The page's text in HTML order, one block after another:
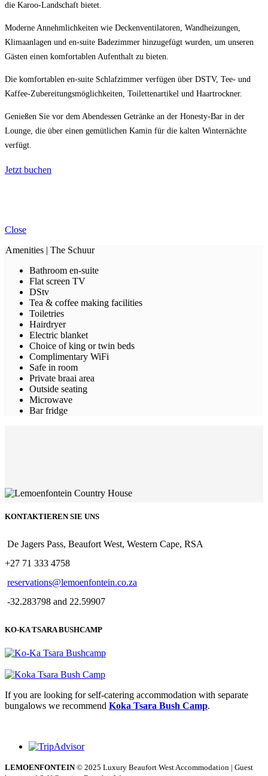
die Karoo-Landschaft bietet.
Moderne Annehmlichkeiten wie Deckenventilatoren, Wandheizungen,
Klimaanlagen und en-suite Badezimmer hinzugefügt wurden, um unseren
Gästen einen komfortablen Aufenthalt zu bieten.
Die komfortablen en-suite Schlafzimmer verfügen über DSTV, Tee- und
Kaffee-Zubereitungsmöglichkeiten, Toilettenartikel und Haartrockner.
Genießen Sie vor dem Abendessen Getränke an der Honesty-Bar in der
Lounge, die über einen gemütlichen Kamin für die kalten Winternächte
verfügt.
Jetzt buchen
Close
Amenities | The Schuur
Bathroom en-suite
Flat screen TV
DStv
Tea & coffee making facilities
Toiletries
Hairdryer
Electric blanket
Choice of king or twin beds
Complimentary WiFi
Safe in room
Private braai area
Outside seating
Microwave
Bar fridge
KONTAKTIEREN SIE UNS
De Jagers Pass, Beaufort West, Western Cape, RSA
+27 71 333 4758
reservations@lemoenfontein.co.za
-32.283798 and 22.59907
KO-KA TSARA BUSHCAMP
If you are looking for self-catering accommodation with separate
bungalows we recommend Koka Tsara Bush Camp.
LEMOENFONTEIN© 2025 Luxury Beaufort West Accommodation | Guest